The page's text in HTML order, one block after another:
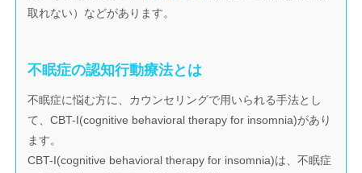
取れない）などがあります。
不眠症の認知行動療法とは
不眠症に悩む方に、カウンセリングで用いられる手法とし
て、CBT-I(cognitive behavioral therapy for insomnia)があり
ます。
CBT-I(cognitive behavioral therapy for insomnia)は、不眠症